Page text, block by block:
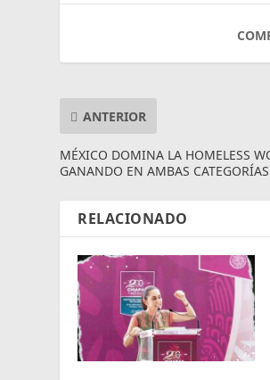
ANTERIOR
MÉXICO DOMINA LA HOMELESS
GANANDO EN AMBAS CATEGORÍAS
RELACIONADO